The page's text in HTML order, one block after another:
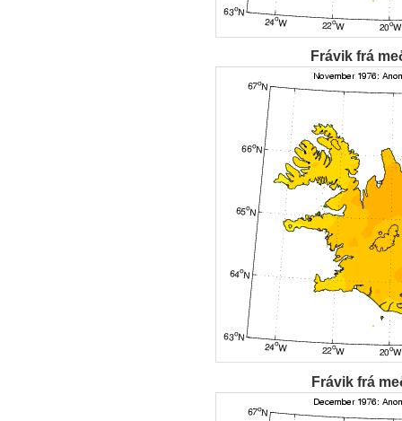
Frávik frá
Frávik frá